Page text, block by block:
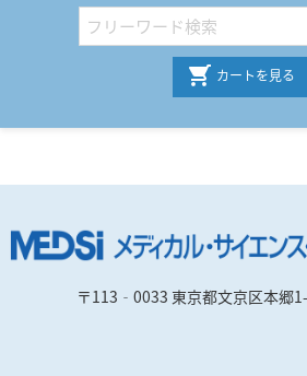
カートを見る
〒113‐0033 東京都文京区本郷